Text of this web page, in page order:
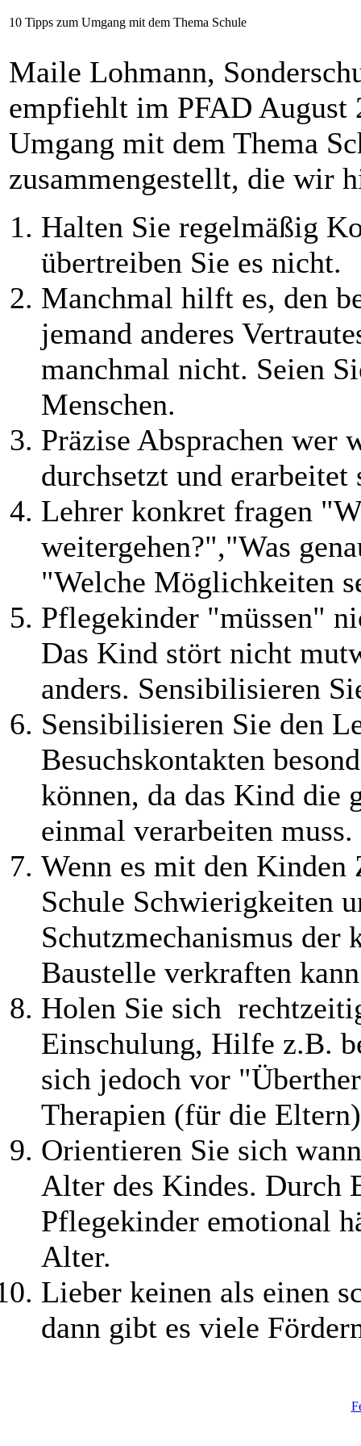
10 Tipps zum Umgang mit dem Thema Schule
Maile Lohmann,
empfiehlt im PFAD August
Umgang mit dem Thema
zusammengestellt, die wir
Halten Sie regelmäßig
übertreiben Sie es nicht.
Manchmal hilft es, den
jemand anderes
manchmal nicht. Seien
Menschen.
Präzise Absprachen wer
durchsetzt und
Lehrer konkret fragen
weitergehen?","Was
"Welche Möglichkeiten
Pflegekinder "müssen"
Das Kind stört nicht
anders. Sensibilisieren
Sensibilisieren Sie den
Besuchskontakten
können, da das Kind die
einmal verarbeiten muss.
Wenn es mit den
Schule Schwierigkeiten
Schutzmechanismus der
Baustelle verkraften
Holen Sie sich
Einschulung, Hilfe z.B.
sich jedoch vor
Therapien (für die
Orientieren Sie sich
Alter des Kindes. Durch
Pflegekinder emotional
Alter.
Lieber keinen als einen
dann gibt es viele